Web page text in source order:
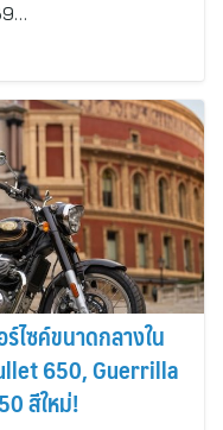
ไซค์ขนาดกลางใน
650, Guerrilla
สีใหม่!